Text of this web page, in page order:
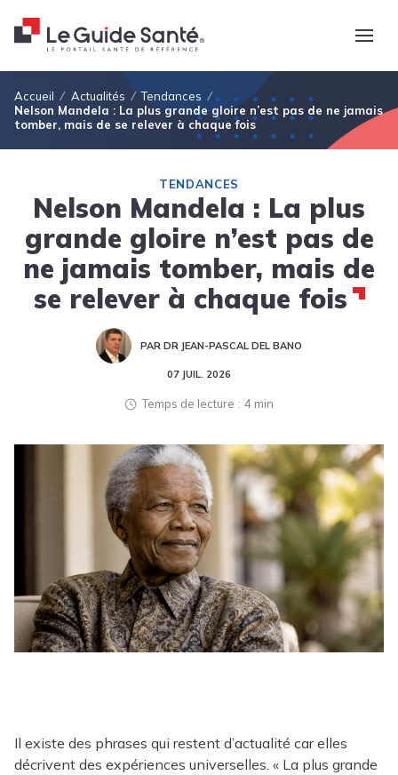
Fil d'Ariane
Accueil Actualités
Tendances
Nelson Mandela : La plus grande gloire n’est pas de ne jamais
tomber, mais de se relever à chaque fois
TENDANCES
Nelson Mandela : La plus
grande gloire n’est pas de
ne jamais tomber, mais de
se relever à chaque fois
PAR DR JEAN-PASCAL DEL BANO
07 JUIL. 2026
Temps de lecture 4 min
Il existe des phrases qui restent d’actualité car elles
décrivent des expériences universelles. « La plus grande